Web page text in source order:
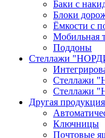
Баки с
Блоки
Ёмкости с
Мобильная
Поддоны
Стеллажи
Стеллажи
Стеллажи
Другая продукция
Ключницы
Почтовые